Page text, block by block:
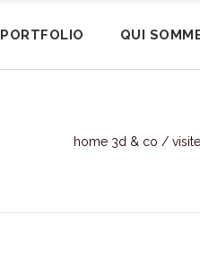
PORTFOLIO QUI
home 3d & co /